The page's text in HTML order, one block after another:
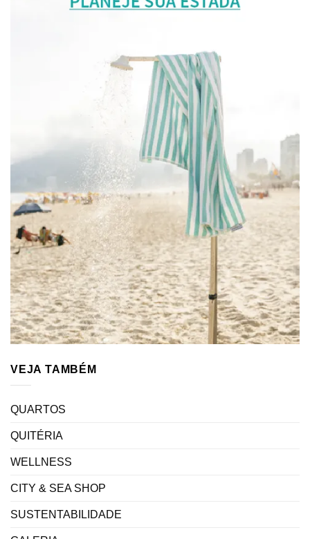
VEJA TAMBÉM
QUARTOS
QUITÉRIA
WELLNESS
CITY & SEA SHOP
SUSTENTABILIDADE